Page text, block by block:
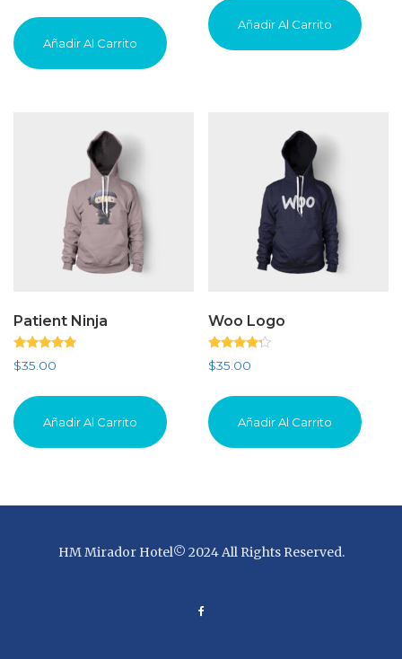
de 5
Añadir Al Carrito
Añadir Al Carrito
Patient Ninja
Valorado
con
de 5
$35.00
Añadir Al Carrito
Woo Logo
Valorado
con
de 5
$35.00
Añadir Al Carrito
HM Mirador Hotel© 2024 All Rights Reserved.